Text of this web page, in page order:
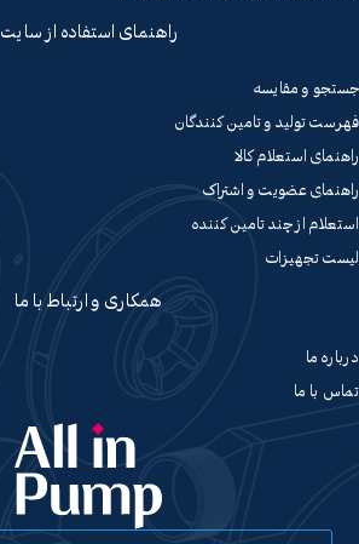
راهنمای استفاده از سایت
جستجو و مقایسه
فهرست تولید و تامین کنندگان
راهنمای استعلام کالا
راهنمای عضویت و اشتراک
استعلام از چند تامین کننده
لیست تجهیزات
همکاری و ارتباط با ما
درباره ما
تماس با ما